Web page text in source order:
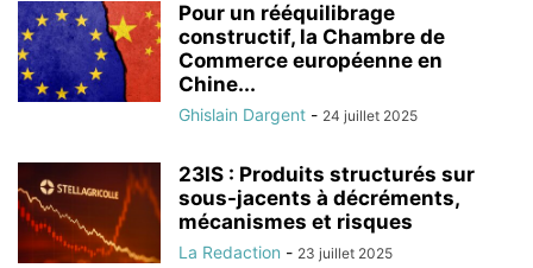
Pour un rééquilibrage
constructif, la Chambre de
Commerce européenne en
Chine...
Ghislain Dargent - 24 juillet 2025
23IS : Produits structurés sur
sous-jacents à décréments,
mécanismes et risques
La Redaction - 23 juillet 2025